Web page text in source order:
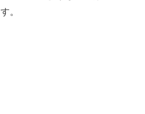
す。